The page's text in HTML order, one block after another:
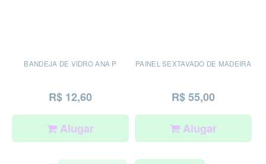
BANDEJA DE VIDRO ANA P
R$ 12,60
Alugar
PAINEL SEXTAVADO DE MADEIRA
R$ 55,00
Alugar